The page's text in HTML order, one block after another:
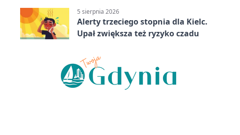
5 sierpnia 2026
Alerty trzeciego stopnia dla Kielc.
Upał zwiększa też ryzyko czadu